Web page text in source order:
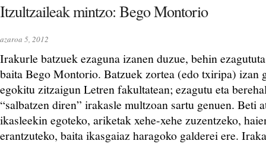
Itzultzaileak mintzo: Bego Montorio
azaroa 5, 2012
Irakurle batzuek ezaguna izanen duzue, behin
baita Bego Montorio. Batzuek zortea (edo txiripa) izan
egokitu zitzaigun Letren fakultatean; ezagutu eta
“salbatzen diren” irakasle multzoan sartu genuen. Beti
ikasleekin egoteko, ariketak xehe-xehe zuzentzeko,
erantzuteko, baita ikasgaiaz haragoko galderei ere.